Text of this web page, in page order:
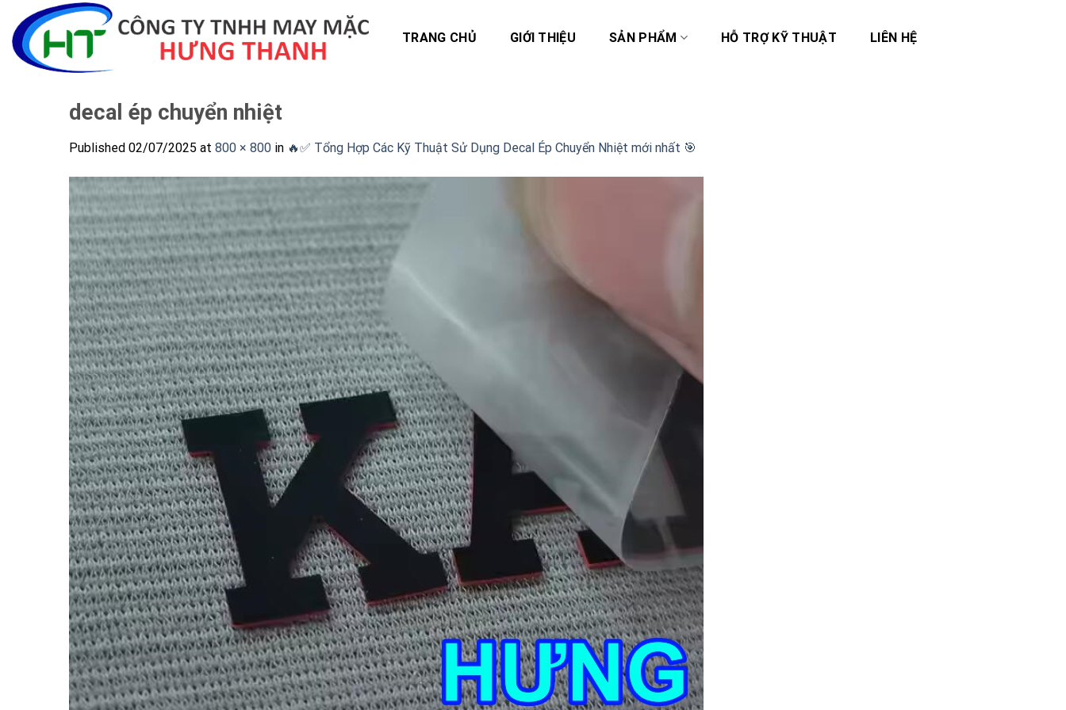
content
TRANG CHỦ GIỚI THIỆU SẢN PHẨM HỖ TRỢ KỸ THUẬT LIÊN HỆ
decal ép chuyển nhiệt
Published 02/07/2025 at 800 × 800 in 🔥✅ Tổng Hợp Các Kỹ Thuật Sử Dụng Decal Ép Chuyển Nhiệt mới nhất 🎯